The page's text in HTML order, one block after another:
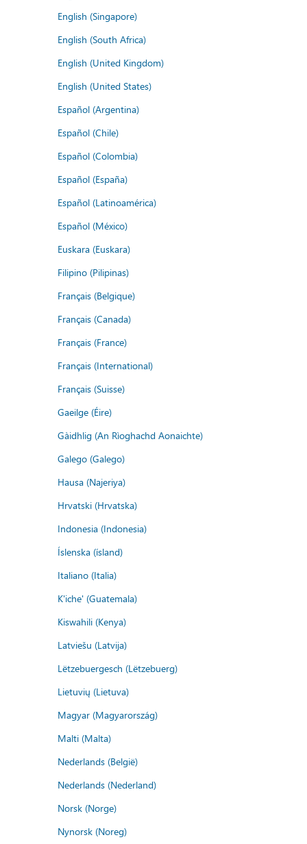
English (Singapore)
English (South Africa)
English (United Kingdom)
English (United States)
Español (Argentina)
Español (Chile)
Español (Colombia)
Español (España)
Español (Latinoamérica)
Español (México)
Euskara (Euskara)
Filipino (Pilipinas)
Français (Belgique)
Français (Canada)
Français (France)
Français (International)
Français (Suisse)
Gaeilge (Éire)
Gàidhlig (An Rìoghachd Aonaichte)
Galego (Galego)
Hausa (Najeriya)
Hrvatski (Hrvatska)
Indonesia (Indonesia)
Íslenska (ísland)
Italiano (Italia)
K'iche' (Guatemala)
Kiswahili (Kenya)
Latviešu (Latvija)
Lëtzebuergesch (Lëtzebuerg)
Lietuvių (Lietuva)
Magyar (Magyarország)
Malti (Malta)
Nederlands (België)
Nederlands (Nederland)
Norsk (Norge)
Nynorsk (Noreg)